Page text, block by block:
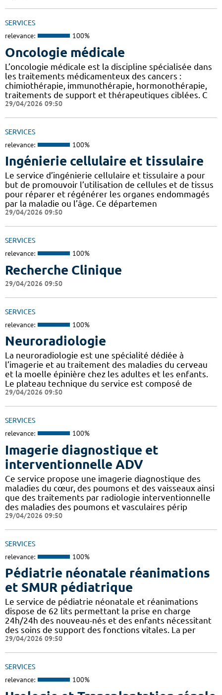
SERVICES
relevance: 100%
Oncologie médicale
L’oncologie médicale est la discipline spécialisée dans
les traitements médicamenteux des cancers :
chimiothérapie, immunothérapie, hormonothérapie,
traitements de support et thérapeutiques ciblées. C
29/04/2026 09:50
SERVICES
relevance: 100%
Ingénierie cellulaire et tissulaire
Le service d’ingénierie cellulaire et tissulaire a pour
but de promouvoir l’utilisation de cellules et de tissus
pour réparer et régénérer les organes endommagés
par la maladie ou l’âge. Ce départemen
29/04/2026 09:50
SERVICES
relevance: 100%
Recherche Clinique
29/04/2026 09:50
SERVICES
relevance: 100%
Neuroradiologie
La neuroradiologie est une spécialité dédiée à
l’imagerie et au traitement des maladies du cerveau
et la moelle épinière chez les adultes et les enfants.
Le plateau technique du service est composé de
29/04/2026 09:50
SERVICES
relevance: 100%
Imagerie diagnostique et
interventionnelle ADV
Ce service propose une imagerie diagnostique des
maladies du cœur, des poumons et des vaisseaux ainsi
que des traitements par radiologie interventionnelle
des maladies des poumons et vasculaires périp
29/04/2026 09:50
SERVICES
relevance: 100%
Pédiatrie néonatale réanimations
et SMUR pédiatrique
Le service de pédiatrie néonatale et réanimations
dispose de 62 lits permettant la prise en charge
24h/24h des nouveau-nés et des enfants nécessitant
des soins de support des fonctions vitales. La per
29/04/2026 09:50
SERVICES
relevance: 100%